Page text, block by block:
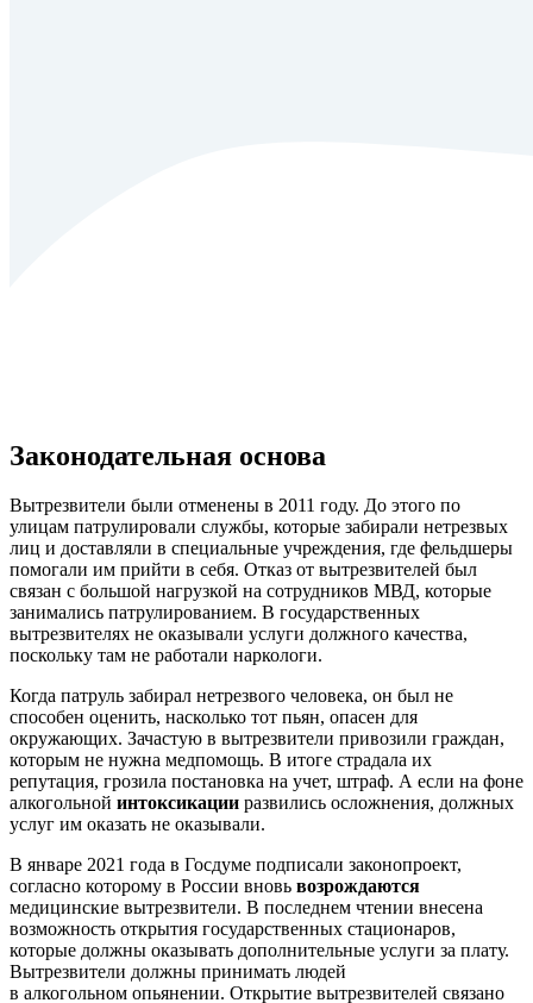
Законодательная основа
Вытрезвители были отменены в 2011 году. До этого по
улицам патрулировали службы, которые забирали нетрезвых
лиц и доставляли в специальные учреждения, где фельдшеры
помогали им прийти в себя. Отказ от вытрезвителей был
связан с большой нагрузкой на сотрудников МВД, которые
занимались патрулированием. В государственных
вытрезвителях не оказывали услуги должного качества,
поскольку там не работали наркологи.
Когда патруль забирал нетрезвого человека, он был не
способен оценить, насколько тот пьян, опасен для
окружающих. Зачастую в вытрезвители привозили граждан,
которым не нужна медпомощь. В итоге страдала их
репутация, грозила постановка на учет, штраф. А если на фоне
алкогольной интоксикации развились осложнения, должных
услуг им оказать не оказывали.
В январе 2021 года в Госдуме подписали законопроект,
согласно которому в России вновь возрождаются
медицинские вытрезвители. В последнем чтении внесена
возможность открытия государственных стационаров,
которые должны оказывать дополнительные услуги за плату.
Вытрезвители должны принимать людей
в алкогольном опьянении. Открытие вытрезвителей связано